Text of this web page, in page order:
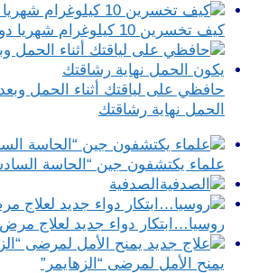
كيف تخسرين 10 كيلوغرام شهريا دون تعب أو جوع؟!
حافظي على لياقتك أثناء الحمل
الحمل نهاية رشاقتك
علماء يكتشفون جين “الحاسة
الصدفية
روسيا…ابتكار دواء جديد لعلاج
يمنح الأمل لمرضى “الزهايمر”